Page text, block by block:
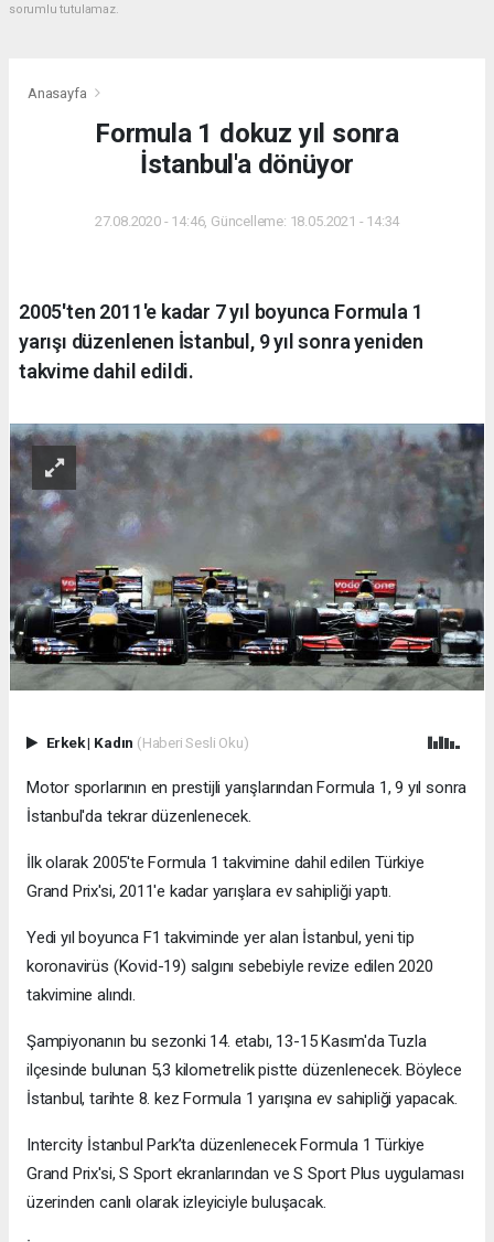
sorumlu tutulamaz.
Anasayfa
Formula 1 dokuz yıl sonra
İstanbul'a dönüyor
27.08.2020 - 14:46, Güncelleme: 18.05.2021 - 14:34
2005'ten 2011'e kadar 7 yıl boyunca Formula 1
yarışı düzenlenen İstanbul, 9 yıl sonra yeniden
takvime dahil edildi.
Erkek| Kadın (Haberi Sesli Oku)
Motor sporlarının en prestijli yarışlarından Formula 1, 9 yıl sonra
İstanbul'da tekrar düzenlenecek.
İlk olarak 2005'te Formula 1 takvimine dahil edilen Türkiye
Grand Prix'si, 2011'e kadar yarışlara ev sahipliği yaptı.
Yedi yıl boyunca F1 takviminde yer alan İstanbul, yeni tip
koronavirüs (Kovid-19) salgını sebebiyle revize edilen 2020
takvimine alındı.
Şampiyonanın bu sezonki 14. etabı, 13-15 Kasım'da Tuzla
ilçesinde bulunan 5,3 kilometrelik pistte düzenlenecek. Böylece
İstanbul, tarihte 8. kez Formula 1 yarışına ev sahipliği yapacak.
Intercity İstanbul Park’ta düzenlenecek Formula 1 Türkiye
Grand Prix'si, S Sport ekranlarından ve S Sport Plus uygulaması
üzerinden canlı olarak izleyiciyle buluşacak.